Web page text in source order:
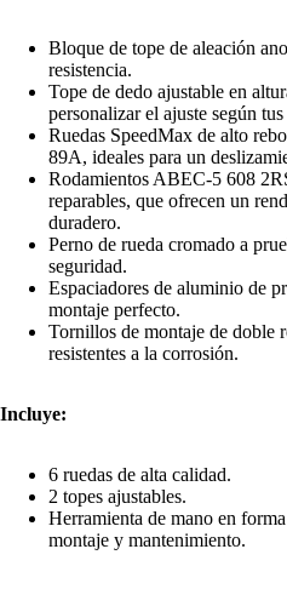
Bloque de tope de aleación
resistencia.
Tope de dedo ajustable en
personalizar el ajuste según
Ruedas SpeedMax de alto
89A, ideales para un
Rodamientos ABEC-5 608
reparables, que ofrecen un
duradero.
Perno de rueda cromado a
seguridad.
Espaciadores de aluminio de
montaje perfecto.
Tornillos de montaje de doble
resistentes a la corrosión.
Incluye:
6 ruedas de alta calidad.
2 topes ajustables.
Herramienta de mano en
montaje y mantenimiento.